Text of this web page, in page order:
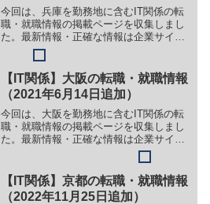
今回は、兵庫を勤務地に含むIT関係の転
職・就職情報の掲載ページを収集しまし
た。最新情報・正確な情報は企業サイト
でご確認ください。①【会社名】シティ
ネットホールディングス株式会社【職
務】［キャリア・中途］＞＞（１）社内
SE（アシスタント）【勤...
【IT関係】大阪の転職・就職情報
（2021年6月14日追加）
今回は、大阪を勤務地に含むIT関係の転
職・就職情報の掲載ページを収集しまし
た。最新情報・正確な情報は企業サイト
でご確認ください。①【会社名】スキル
システムズ株式会社【職務】（１）シス
テムエンジニア【勤務地】大阪市東淀川
区東中島1-17-26...
【IT関係】京都の転職・就職情報
（2022年11月25日追加）